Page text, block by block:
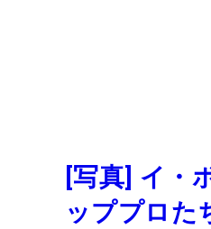
[写真] イ・
ッププロた